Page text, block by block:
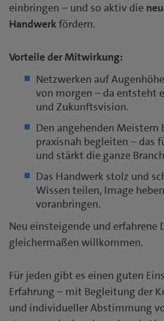
einbringen – und so aktiv die
Handwerkfördern.
Vorteile der Mitwirkung:
Netzwerken auf
von morgen – da entsteht
und Zukunftsvision.
Den angehenden Meistern
praxisnah begleiten – das
und stärkt die ganze
Das Handwerk stolz und
Wissen teilen, Image
voranbringen.
Neu einsteigende und erfahrene
gleichermaßen willkommen.
Für jeden gibt es einen guten
Erfahrung – mit Begleitung der
und individueller Abstimmung